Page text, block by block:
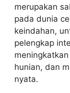
merupakan
pada dunia
keindahan,
pelengkap
hunian, dan
nyata.